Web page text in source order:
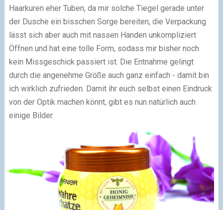
Haarkuren eher Tuben, da mir solche Tiegel gerade unter
der Dusche ein bisschen Sorge bereiten, die Verpackung
lässt sich aber auch mit nassen Händen unkompliziert
Öffnen und hat eine tolle Form, sodass mir bisher noch
kein Missgeschick passiert ist. Die Entnahme gelingt
durch die angenehme Größe auch ganz einfach - damit bin
ich wirklich zufrieden. Damit ihr euch selbst einen Eindruck
von der Optik machen könnt, gibt es nun natürlich auch
einige Bilder.